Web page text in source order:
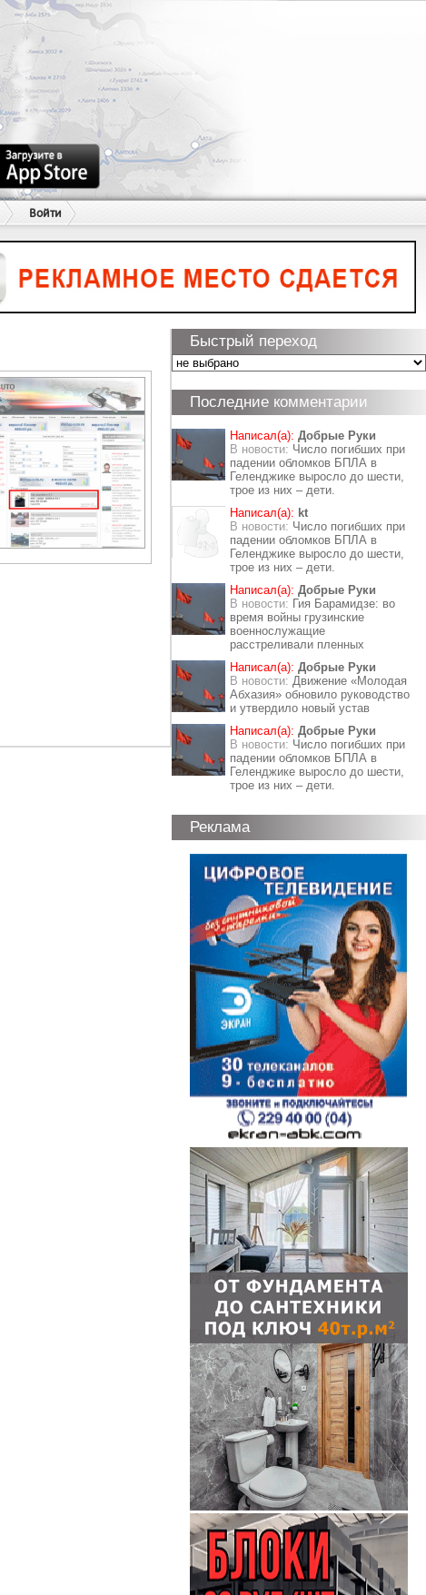
Войти
Быстрый переход
Последние комментарии
Написал(а): Добрые Руки
В новости: Число погибших при
падении обломков БПЛА в
Геленджике выросло до шести,
трое из них – дети.
Написал(а): kt
В новости: Число погибших при
падении обломков БПЛА в
Геленджике выросло до шести,
трое из них – дети.
Написал(а): Добрые Руки
В новости: Гия Барамидзе: во
время войны грузинские
военнослужащие
расстреливали пленных
Написал(а): Добрые Руки
В новости: Движение «Молодая
Абхазия» обновило руководство
и утвердило новый устав
Написал(а): Добрые Руки
В новости: Число погибших при
падении обломков БПЛА в
Геленджике выросло до шести,
трое из них – дети.
Реклама